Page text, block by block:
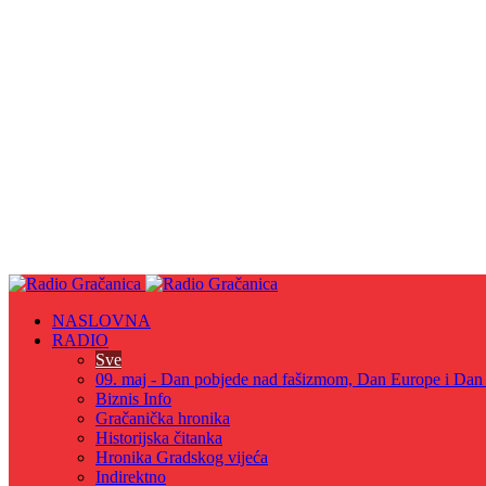
NASLOVNA
RADIO
Sve
09. maj - Dan pobjede nad fašizmom, Dan Europe i
Biznis Info
Gračanička hronika
Historijska čitanka
Hronika Gradskog vijeća
Indirektno